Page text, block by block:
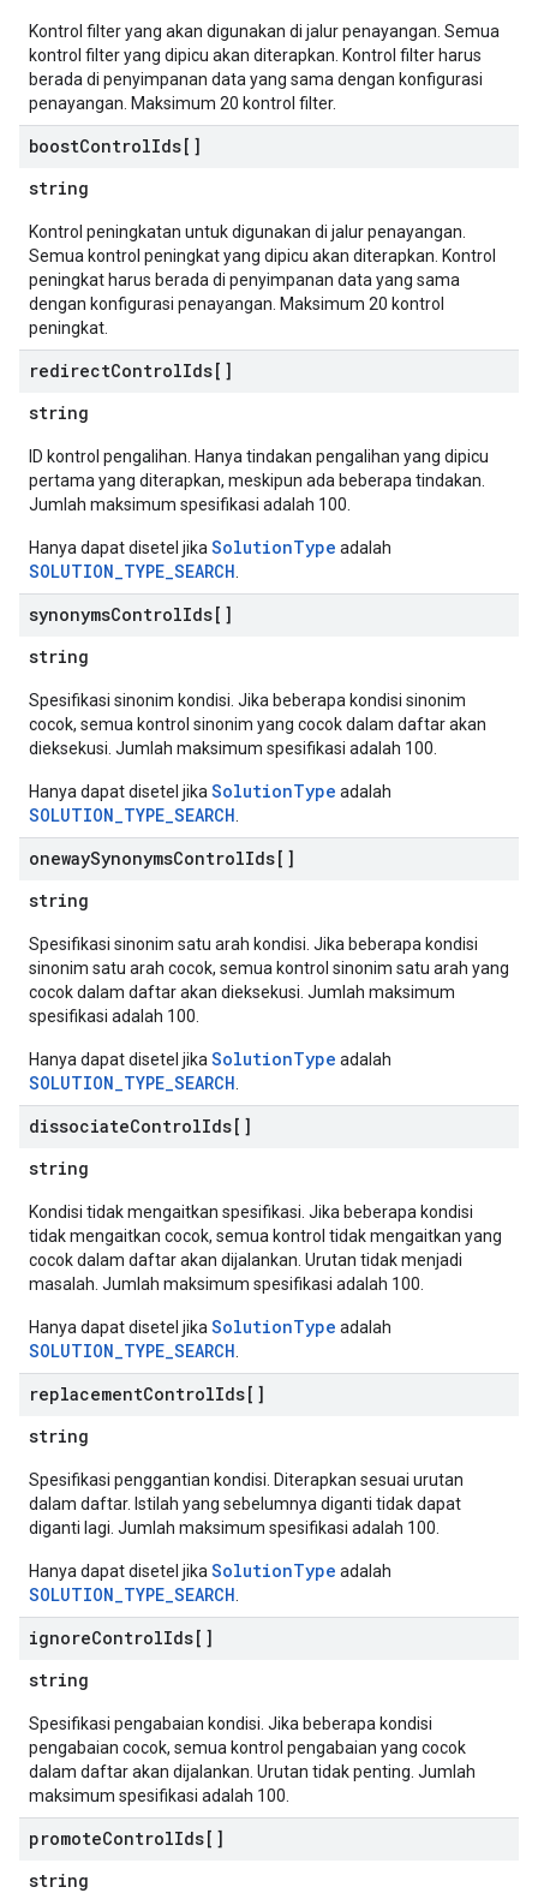
Kontrol filter yang akan digunakan di jalur penayangan. Semua
kontrol filter yang dipicu akan diterapkan. Kontrol filter harus
berada di penyimpanan data yang sama dengan konfigurasi
penayangan. Maksimum 20 kontrol filter.
boostControlIds[]
string
Kontrol peningkatan untuk digunakan di jalur penayangan.
Semua kontrol peningkat yang dipicu akan diterapkan. Kontrol
peningkat harus berada di penyimpanan data yang sama
dengan konfigurasi penayangan. Maksimum 20 kontrol
peningkat.
redirectControlIds[]
string
ID kontrol pengalihan. Hanya tindakan pengalihan yang dipicu
pertama yang diterapkan, meskipun ada beberapa tindakan.
Jumlah maksimum spesifikasi adalah 100.
Hanya dapat disetel jika SolutionType adalah
SOLUTION_TYPE_SEARCH
synonymsControlIds[]
string
Spesifikasi sinonim kondisi. Jika beberapa kondisi sinonim
cocok, semua kontrol sinonim yang cocok dalam daftar akan
dieksekusi. Jumlah maksimum spesifikasi adalah 100.
Hanya dapat disetel jika SolutionType adalah
SOLUTION_TYPE_SEARCH
onewaySynonymsControlIds[]
string
Spesifikasi sinonim satu arah kondisi. Jika beberapa kondisi
sinonim satu arah cocok, semua kontrol sinonim satu arah yang
cocok dalam daftar akan dieksekusi. Jumlah maksimum
spesifikasi adalah 100.
Hanya dapat disetel jika SolutionType adalah
SOLUTION_TYPE_SEARCH
dissociateControlIds[]
string
Kondisi tidak mengaitkan spesifikasi. Jika beberapa kondisi
tidak mengaitkan cocok, semua kontrol tidak mengaitkan yang
cocok dalam daftar akan dijalankan. Urutan tidak menjadi
masalah. Jumlah maksimum spesifikasi adalah 100.
Hanya dapat disetel jika SolutionType adalah
SOLUTION_TYPE_SEARCH
replacementControlIds[]
string
Spesifikasi penggantian kondisi. Diterapkan sesuai urutan
dalam daftar. Istilah yang sebelumnya diganti tidak dapat
diganti lagi. Jumlah maksimum spesifikasi adalah 100.
Hanya dapat disetel jika SolutionType adalah
SOLUTION_TYPE_SEARCH
ignoreControlIds[]
string
Spesifikasi pengabaian kondisi. Jika beberapa kondisi
pengabaian cocok, semua kontrol pengabaian yang cocok
dalam daftar akan dijalankan. Urutan tidak penting. Jumlah
maksimum spesifikasi adalah 100.
promoteControlIds[]
string